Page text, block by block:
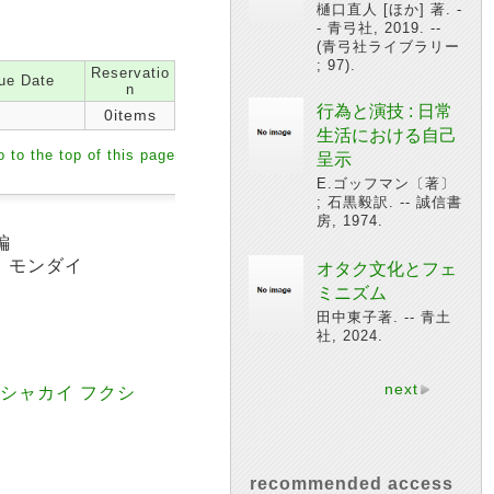
Date
Reservatio
n
0items
to the top of this page
モンダイ
ャカイ フクシ
樋口直人 [ほか] 著. -
- 青弓社, 2019. --
(青弓社ライブラリー
; 97).
行為と演技 : 日常
生活における自己
呈示
E.ゴッフマン〔著〕
; 石黒毅訳. -- 誠信書
房, 1974.
オタク文化とフェ
ミニズム
田中東子著. -- 青土
社, 2024.
next
recommended access